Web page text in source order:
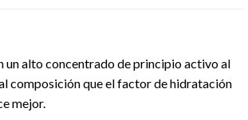
un alto concentrado de principio activo al
composición que el factor de hidratación
mejor.